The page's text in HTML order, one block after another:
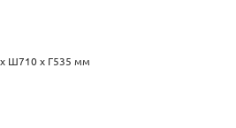
Ш710 x Г535 мм